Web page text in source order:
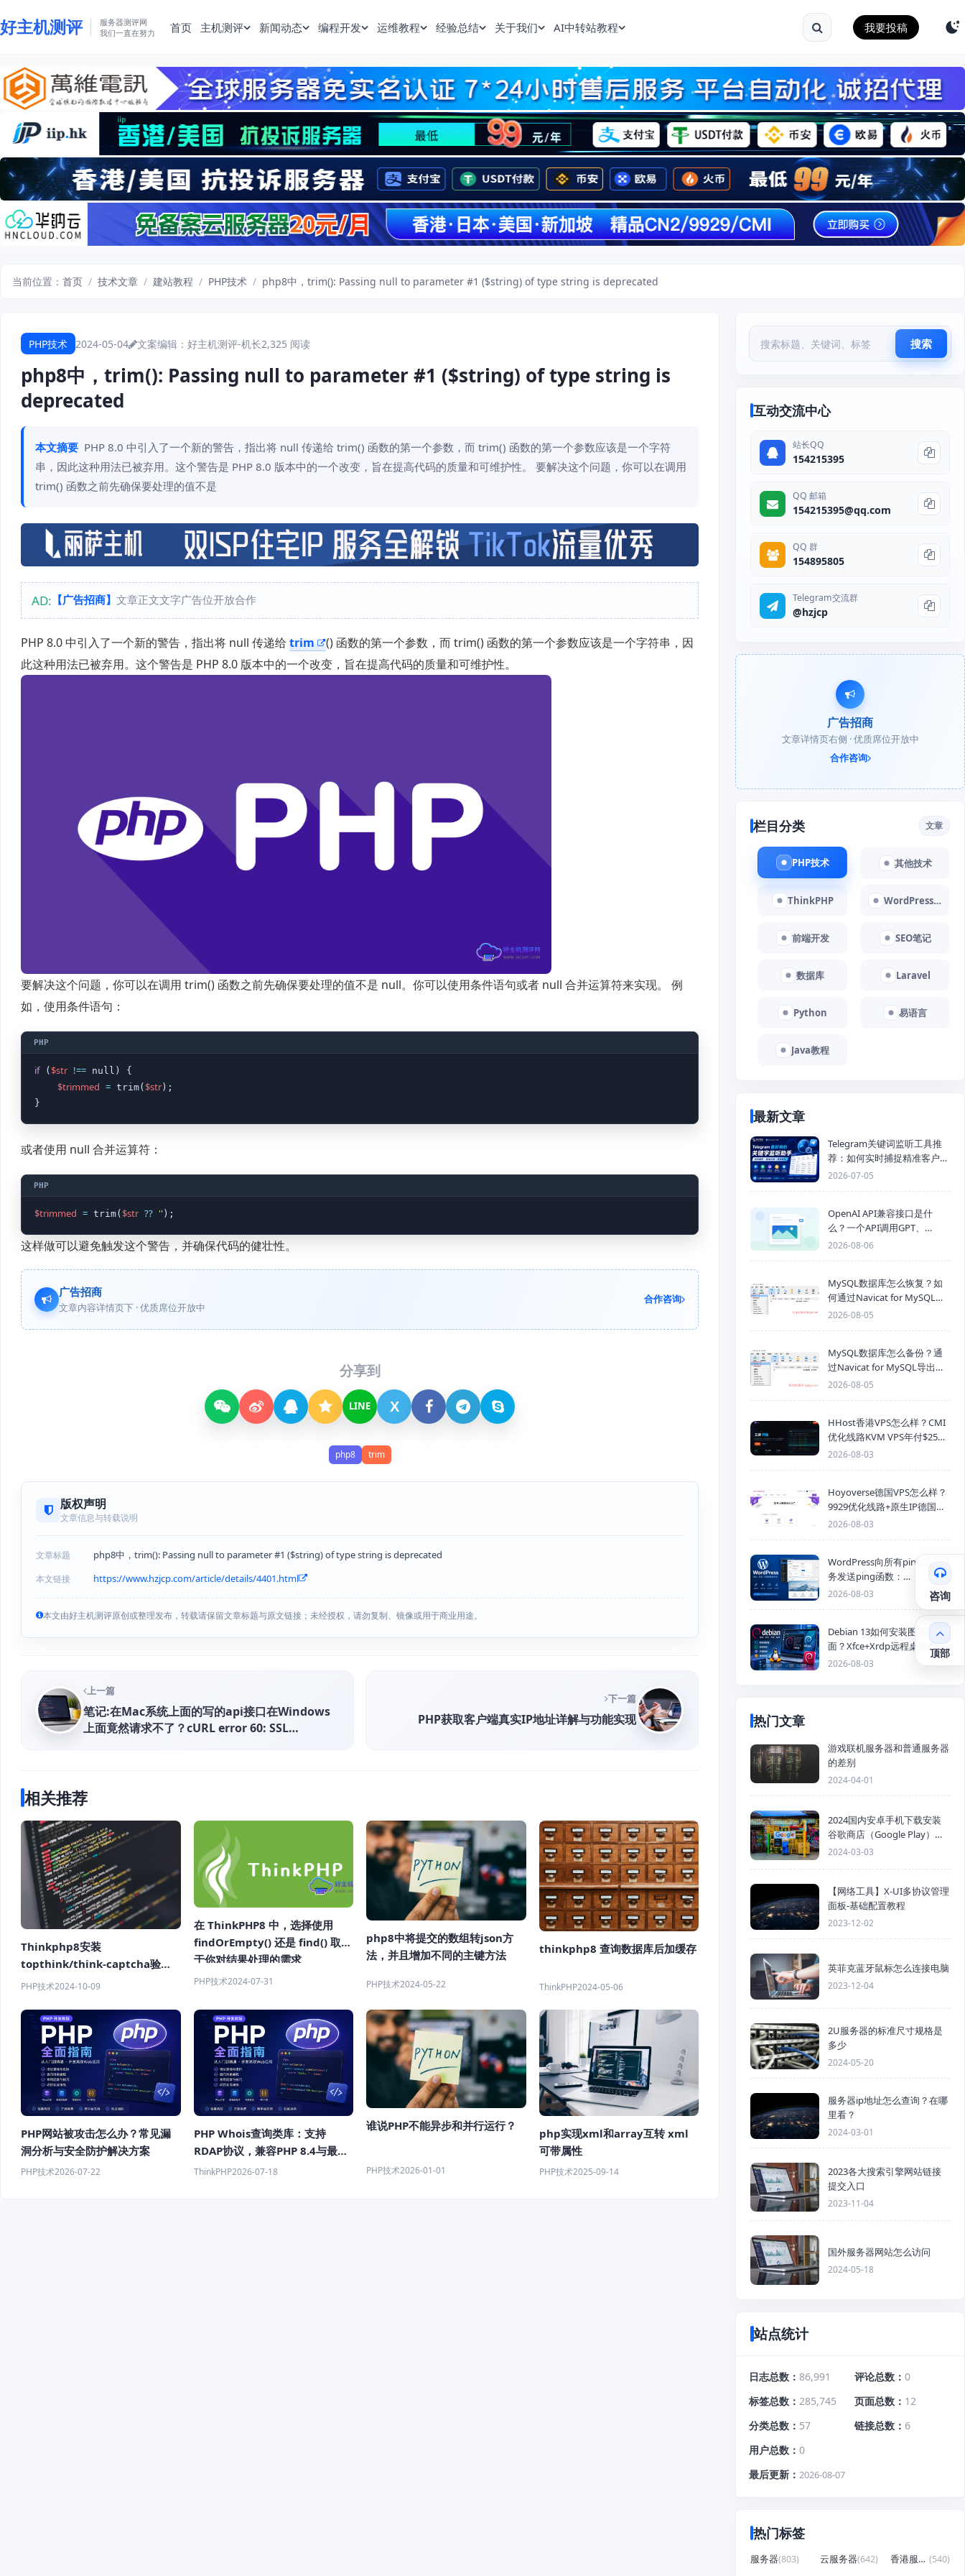
好主机测评
服务器测评网
我们一直在努力
首页 主机测评 新闻动态 编程开发 运维教程 经验总结 关于我们 AI中转站教程 我要投稿
当前位置： 首页 / 技术文章 / 建站教程 / PHP技术 / php8中，trim(): Passing null to parameter #1 ($string) of type string is deprecated
PHP技术 2024-05-04 文案编辑：好主机测评-机长2,325 阅读
php8中，trim(): Passing null to parameter #1 ($string) of type string is
deprecated
本文摘要 PHP 8.0 中引入了一个新的警告，指出将 null 传递给 trim() 函数的第一个参数，而 trim() 函数的第一个参数应该是一个字符
串，因此这种用法已被弃用。这个警告是 PHP 8.0 版本中的一个改变，旨在提高代码的质量和可维护性。 要解决这个问题，你可以在调用
trim() 函数之前先确保要处理的值不是
AD: 【广告招商】 文章正文文字广告位开放合作
PHP 8.0 中引入了一个新的警告，指出将 null 传递给trim
() 函数的第一个参数，而 trim() 函数的第一个参数应该是一个字符串，因
此这种用法已被弃用。这个警告是 PHP 8.0 版本中的一个改变，旨在提高代码的质量和可维护性。
要解决这个问题，你可以在调用 trim() 函数之前先确保要处理的值不是 null。你可以使用条件语句或者 null 合并运算符来实现。 例
如，使用条件语句：
if ($str !== null) {
$trimmed = trim($str);
或者使用 null 合并运算符：
$trimmed = trim($str ?? ''
这样做可以避免触发这个警告，并确保代码的健壮性。
广告招商
文章内容详情页下 · 优质席位开放中
合作咨询
分享到
LINE X
php8 trim
版权声明
文章信息与转载说明
文章标题 php8中，trim(): Passing null to parameter #1 ($string) of type string is deprecated
本文链接 https://www.hzjcp.com/article/details/4401.html
本文由好主机测评原创或整理发布，转载请保留文章标题与原文链接；未经授权，请勿复制、镜像或用于商业用途。
上一篇
笔记:在Mac系统上面的写的api接口在Windows
上面竟然请求不了？cURL error 60: SSL
下一篇
PHP获取客户端真实IP地址详解与功能实现
相关推荐
Thinkphp8安装
topthink/think-captcha验证
码的和使用方法
PHP技术2024-10-09
在 ThinkPHP8 中，选择使用
findOrEmpty() 还是 find() 取决
于你对结果处理的需求
PHP技术2024-07-31
php8中将提交的数组转json方
法，并且增加不同的主键方法
PHP技术2024-05-22
thinkphp8 查询数据库后加缓存
ThinkPHP2024-05-06
PHP网站被攻击怎么办？常见漏
洞分析与安全防护解决方案
PHP技术2026-07-22
PHP Whois查询类库：支持
RDAP协议，兼容PHP 8.4与最新
Whois服务器
ThinkPHP2026-07-18
谁说PHP不能异步和并行运行？
PHP技术2026-01-01
php实现xml和array互转 xml
可带属性
PHP技术2025-09-14
搜索
互动交流中心
站长QQ
154215395
QQ 邮箱
154215395@qq.com
QQ 群
154895805
Telegram交流群
@hzjcp
广告招商
文章详情页右侧 · 优质席位开放中
合作咨询
栏目分类 文章
PHP技术 其他技术
ThinkPHP WordPress教程
前端开发 SEO笔记
数据库 Laravel
Python 易语言
Java教程
最新文章
Telegram关键词监听工具推
荐：如何实时捕捉精准客户，
提高获客效率？
2026-07-05
OpenAI API兼容接口是什
么？一个API调用GPT、
Claude、Gemini、DeepSeek
2026-08-06
MySQL数据库怎么恢复？如
何通过Navicat for MySQL导
入SQL备份文件
2026-08-05
MySQL数据库怎么备份？通
过Navicat for MySQL导出
Mysql数据库为SQL格式备份
2026-08-05
HHost香港VPS怎么样？CMI
优化线路KVM VPS年付$25
起，4GB内存优惠套餐
2026-08-03
Hoyoverse德国VPS怎么样？
9929优化线路+原生IP德国
KVM VPS推荐
2026-08-03
WordPress向所有ping站点服
务发送ping函数：
generic_ping
2026-08-03
Debian 13如何安装图形化桌
面？Xfce+Xrdp远程桌面配置
教程
2026-08-03
热门文章
游戏联机服务器和普通服务器
的差别
2024-04-01
2024国内安卓手机下载安装
谷歌商店（Google Play）详
细步骤
2024-03-03
【网络工具】X-UI多协议管理
面板-基础配置教程
2023-12-02
英菲克蓝牙鼠标怎么连接电脑
2023-12-04
2U服务器的标准尺寸规格是
多少
2024-05-20
服务器ip地址怎么查询？在哪
里看？
2024-03-01
2023各大搜索引擎网站链接
提交入口
2023-11-04
国外服务器网站怎么访问
2024-05-18
站点统计
日志总数 86,991 评论总数
0
标签总数
285,745 页面总数
12
分类总数
57 链接总数
6
用户总数
0
最后更新
2026-08-07
热门标签
服务器(803) 云服务器(642) 香港服务器 (540)
咨询
顶部